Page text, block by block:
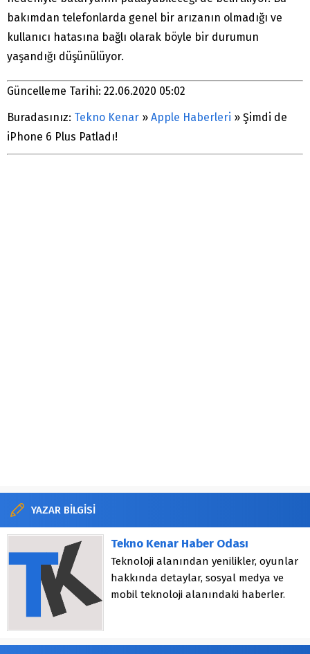
bakımdan telefonlarda genel bir arızanın olmadığı ve
kullanıcı hatasına bağlı olarak böyle bir durumun
yaşandığı düşünülüyor.
Güncelleme Tarihi: 22.06.2020 05:02
Buradasınız: Tekno Kenar » Apple Haberleri » Şimdi de
iPhone 6 Plus Patladı!
YAZAR BİLGİSİ
Tekno Kenar Haber Odası
Teknoloji alanından yenilikler, oyunlar
hakkında detaylar, sosyal medya ve
mobil teknoloji alanındaki haberler.